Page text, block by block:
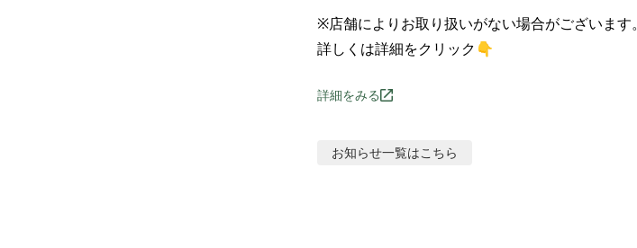
※店舗によりお取り扱いがない場合がございます。
詳しくは詳細をクリック👇
詳細をみる
お知らせ一覧はこちら